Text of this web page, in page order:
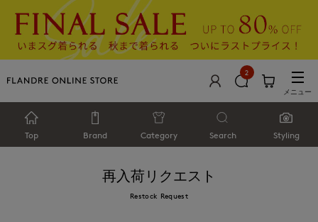
2
メニュー
Top Brand Category Search Styling
再入荷リクエスト
Restock Request